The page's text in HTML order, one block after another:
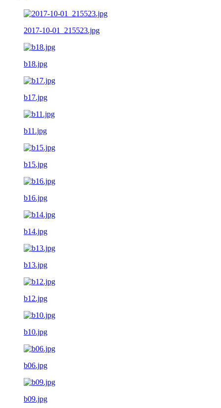
2017-10-01_215523.jpg
b18.jpg
b17.jpg
b11.jpg
b15.jpg
b16.jpg
b14.jpg
b13.jpg
b12.jpg
b10.jpg
b06.jpg
b09.jpg